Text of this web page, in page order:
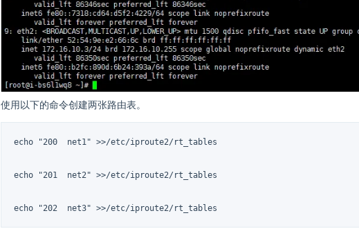
使用以下的命令创建两张路由表。
echo "200  net1" >>/etc/iproute2/rt_tables
echo "201  net2" >>/etc/iproute2/rt_tables
echo "202  net3" >>/etc/iproute2/rt_tables